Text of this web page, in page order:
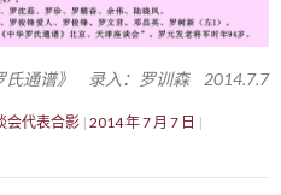
氏通谱》 录入：罗训森 2014.7.7
会代表合影 2014 年 7 月 7 日